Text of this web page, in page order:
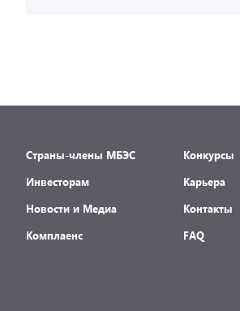
Страны-члены МБЭС
Инвесторам
Новости и Медиа
Комплаенс
Конкурсы
Карьера
Контакты
FAQ